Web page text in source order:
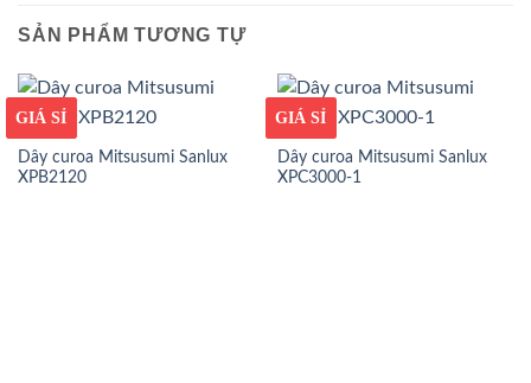
SẢN PHẨM TƯƠNG TỰ
GIÁ TỐT
GIÁ SỈ
Dây curoa Mitsusumi Sanlux
XPB2120
GIÁ TỐT
GIÁ SỈ
Dây curoa Mitsusumi Sanlux
XPC3000-1